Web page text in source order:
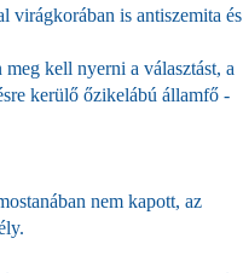
virágkorában is antiszemita és
kell nyerni a választást, a
kerülő őzikelábú államfő -
nem kapott, az